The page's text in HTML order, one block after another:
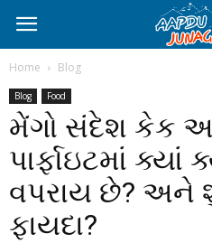
Home Blog
Blog Food
મેંગો સંદેશ કેક
પાર્ફાઇટમાં ક્યાં
વપરાય છે? અને
ફાયદા?